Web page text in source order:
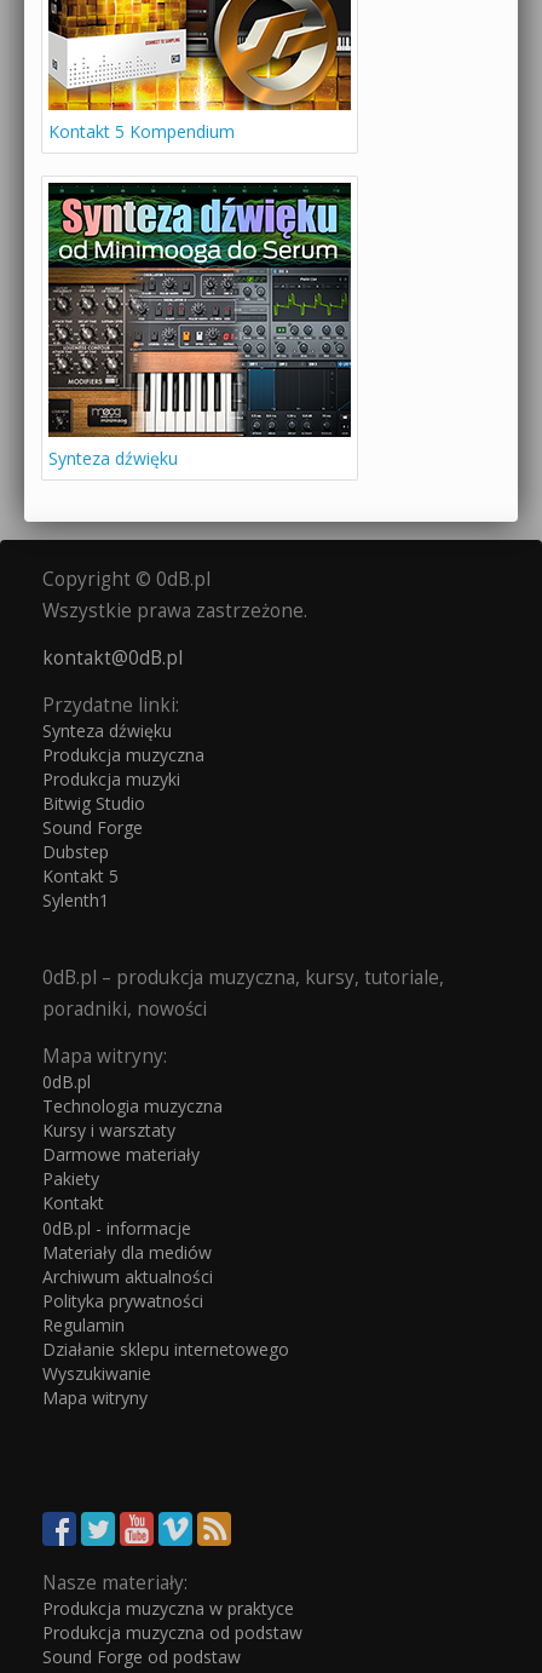
Kontakt 5 Kompendium
Synteza dźwięku
Copyright © 0dB.pl
Wszystkie prawa zastrzeżone.
kontakt@0dB.pl
Przydatne linki:
Synteza dźwięku
Produkcja muzyczna
Produkcja muzyki
Bitwig Studio
Sound Forge
Dubstep
Kontakt 5
Sylenth1
0dB.pl – produkcja muzyczna, kursy, tutoriale,
poradniki, nowości
Mapa witryny:
0dB.pl
Technologia muzyczna
Kursy i warsztaty
Darmowe materiały
Pakiety
Kontakt
0dB.pl - informacje
Materiały dla mediów
Archiwum aktualności
Polityka prywatności
Regulamin
Działanie sklepu internetowego
Wyszukiwanie
Mapa witryny
Nasze materiały:
Produkcja muzyczna w praktyce
Produkcja muzyczna od podstaw
Sound Forge od podstaw